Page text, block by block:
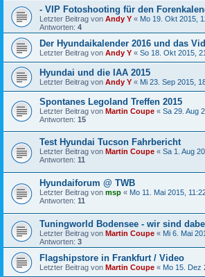
- VIP Fotoshooting für den
Letzter Beitrag von Andy Y « Mo 19. Okt 2015,
Antworten: 4
Der Hyundaikalender 2016 und das
Letzter Beitrag von Andy Y « So 18. Okt 2015,
Hyundai und die IAA 2015
Letzter Beitrag von Andy Y « Mi 23. Sep 2015,
Spontanes Legoland Treffen 2015
Letzter Beitrag von Martin Coupe « Sa 29. Aug
Antworten: 15
Test Hyundai Tucson Fahrbericht
Letzter Beitrag von Martin Coupe « Sa 1. Aug
Antworten: 11
Hyundaiforum @ TWB
Letzter Beitrag von msp « Mo 11. Mai 2015,
Antworten: 11
Tuningworld Bodensee - wir sind
Letzter Beitrag von Martin Coupe « Mi 6. Mai
Antworten: 3
Flagshipstore in Frankfurt / Video
Letzter Beitrag von Martin Coupe « Mo 15. Dez